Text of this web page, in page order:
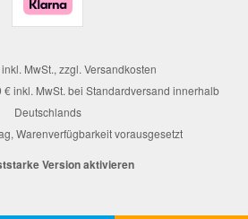
MwSt., zzgl. Versandkosten
inkl. MwSt. bei Standardversand innerhalb
Deutschlands
Warenverfügbarkeit vorausgesetzt
Version aktivieren